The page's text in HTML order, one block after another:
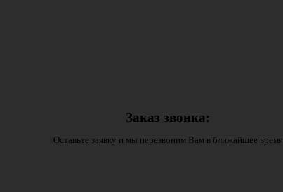
Заказ звонка:
Оставьте заявку и мы перезвоним Вам в ближайшее время